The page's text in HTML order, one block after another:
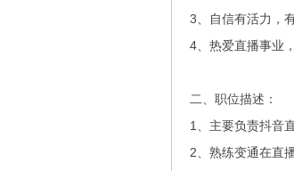
3、自信有活力，
4、热爱直播事业
二、职位描述：
1、主要负责抖音
2、熟练变通在直